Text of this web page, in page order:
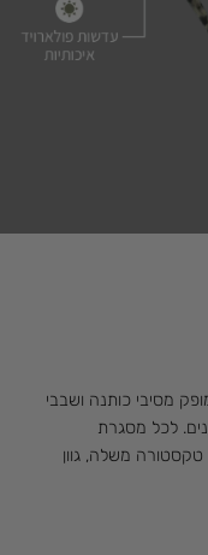
מסיבי כותנה ושבבי
לכל מסגרת
משלה, גוון